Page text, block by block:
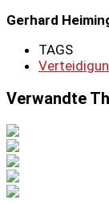
Gerhard
TAGS
Verwandte